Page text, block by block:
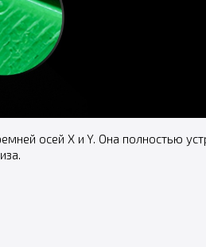
осей X и Y. Она полностью